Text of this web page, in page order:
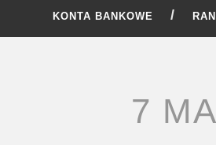
KONTA BANKOWE
7